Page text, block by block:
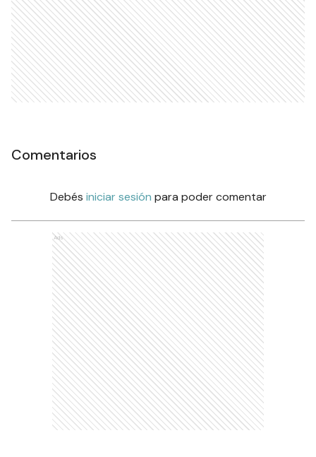
Comentarios
Debés iniciar sesión para poder comentar
Ads